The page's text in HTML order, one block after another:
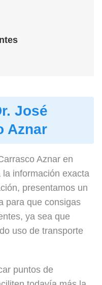
José
Aznar
Aznar en
información exacta
presentamos un
para que consigas
ya sea que
uso de transporte
puntos de